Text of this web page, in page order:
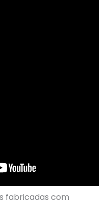
fabricadas com